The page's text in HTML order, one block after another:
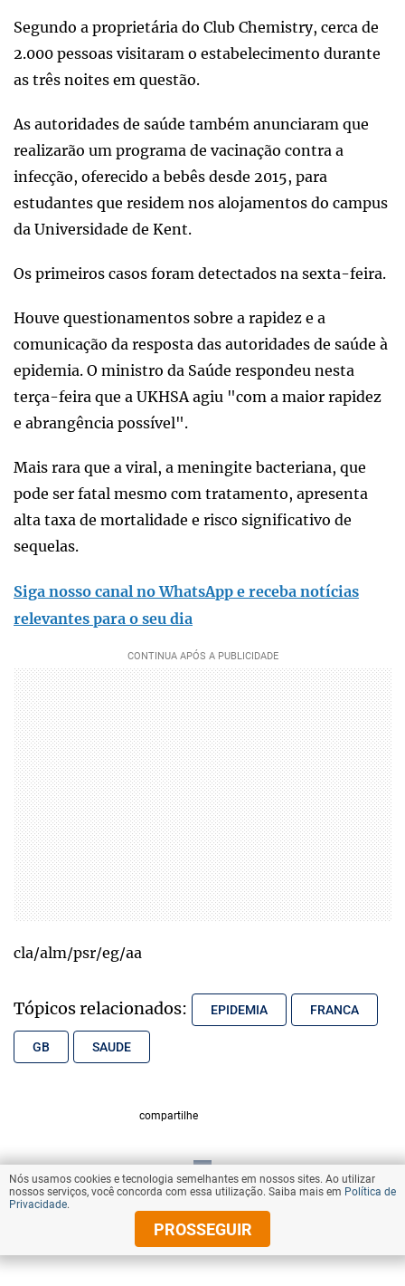
Segundo a proprietária do Club Chemistry, cerca de
2.000 pessoas visitaram o estabelecimento durante
as três noites em questão.
As autoridades de saúde também anunciaram que
realizarão um programa de vacinação contra a
infecção, oferecido a bebês desde 2015, para
estudantes que residem nos alojamentos do campus
da Universidade de Kent.
Os primeiros casos foram detectados na sexta-feira.
Houve questionamentos sobre a rapidez e a
comunicação da resposta das autoridades de saúde à
epidemia. O ministro da Saúde respondeu nesta
terça-feira que a UKHSA agiu "com a maior rapidez
e abrangência possível".
Mais rara que a viral, a meningite bacteriana, que
pode ser fatal mesmo com tratamento, apresenta
alta taxa de mortalidade e risco significativo de
sequelas.
Siga nosso canal no WhatsApp e receba notícias
relevantes para o seu dia
cla/alm/psr/eg/aa
Tópicos relacionados: EPIDEMIA FRANCA
GB SAUDE
compartilhe
VOLTAR AO TOPO
© Copyright 2026 Diários Associados
Nós usamos cookies e tecnologia semelhantes em nossos sites. Ao utilizar
nossos serviços, você concorda com essa utilização. Saiba mais em Política de
Privacidade.
PROSSEGUIR